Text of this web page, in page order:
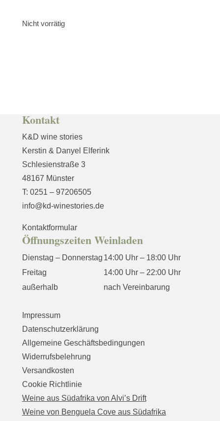
Nicht vorrätig
Kontakt
K&D wine stories
Kerstin & Danyel Elferink
Schlesienstraße 3
48167 Münster
T: 0251 – 97206505
info@kd-winestories.de
Kontaktformular
Öffnungszeiten Weinladen
Dienstag – Donnerstag 14:00 Uhr – 18:00 Uhr
Freitag
14:00 Uhr – 22:00 Uhr
außerhalb
nach Vereinbarung
Impressum
Datenschutzerklärung
Allgemeine Geschäftsbedingungen
Widerrufsbelehrung
Versandkosten
Cookie Richtlinie
Weine aus Südafrika von Alvi’s Drift
Weine von Benguela Cove aus Südafrika